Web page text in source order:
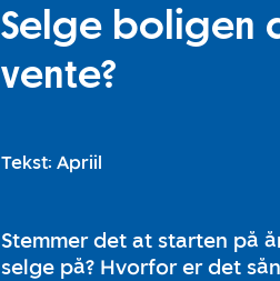
Selge boligen
vente?
Tekst: Apriil
Stemmer det at starten på
selge på? Hvorfor er det